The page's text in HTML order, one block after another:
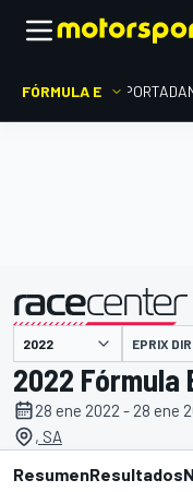
FÓRMULA E PORTADA
presentado por EPRIX
2022 Fórmula
28 ene 2022 - 28 ene
, SA
ResumenResultados